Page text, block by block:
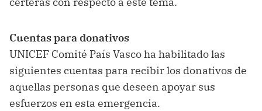
Cuentas para donativos
UNICEF Comité País Vasco ha habilitado las
siguientes cuentas para recibir los donativos de
aquellas personas que deseen apoyar sus
esfuerzos en esta emergencia.